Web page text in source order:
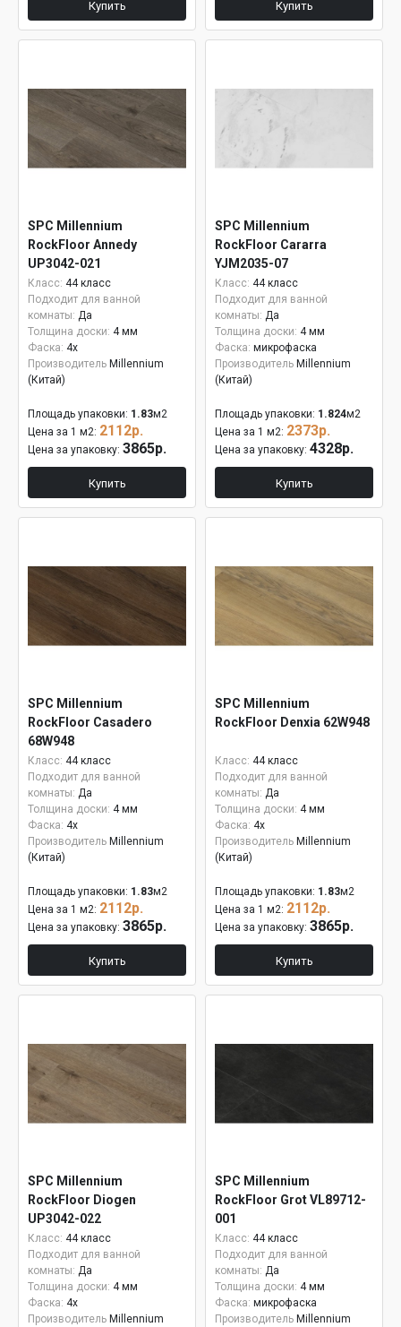
Купить Купить
SPC Millennium
RockFloor Annedy
UP3042-021
Класс: 44 класс
Подходит для ванной
комнаты: Да
Толщина доски: 4 мм
Фаска: 4x
Производитель Millennium
(Китай)
Площадь упаковки: 1.83м2
Цена за 1 м2: 2112р.
Цена за упаковку: 3865р.
Купить
SPC Millennium
RockFloor Cararra
YJM2035-07
Класс: 44 класс
Подходит для ванной
комнаты: Да
Толщина доски: 4 мм
Фаска: микрофаска
Производитель Millennium
(Китай)
Площадь упаковки: 1.824м2
Цена за 1 м2: 2373р.
Цена за упаковку: 4328р.
Купить
SPC Millennium
RockFloor Casadero
68W948
Класс: 44 класс
Подходит для ванной
комнаты: Да
Толщина доски: 4 мм
Фаска: 4x
Производитель Millennium
(Китай)
Площадь упаковки: 1.83м2
Цена за 1 м2: 2112р.
Цена за упаковку: 3865р.
Купить
SPC Millennium
RockFloor Denxia 62W948
Класс: 44 класс
Подходит для ванной
комнаты: Да
Толщина доски: 4 мм
Фаска: 4x
Производитель Millennium
(Китай)
Площадь упаковки: 1.83м2
Цена за 1 м2: 2112р.
Цена за упаковку: 3865р.
Купить
SPC Millennium
RockFloor Diogen
UP3042-022
Класс: 44 класс
Подходит для ванной
комнаты: Да
Толщина доски: 4 мм
Фаска: 4x
Производитель Millennium
SPC Millennium
RockFloor Grot VL89712-
001
Класс: 44 класс
Подходит для ванной
комнаты: Да
Толщина доски: 4 мм
Фаска: микрофаска
Производитель Millennium